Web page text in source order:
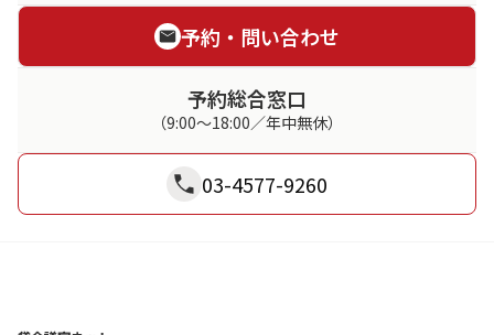
予約・問い合わせ
予約総合窓口
（9:00～18:00／年中無休）
03-4577-9260